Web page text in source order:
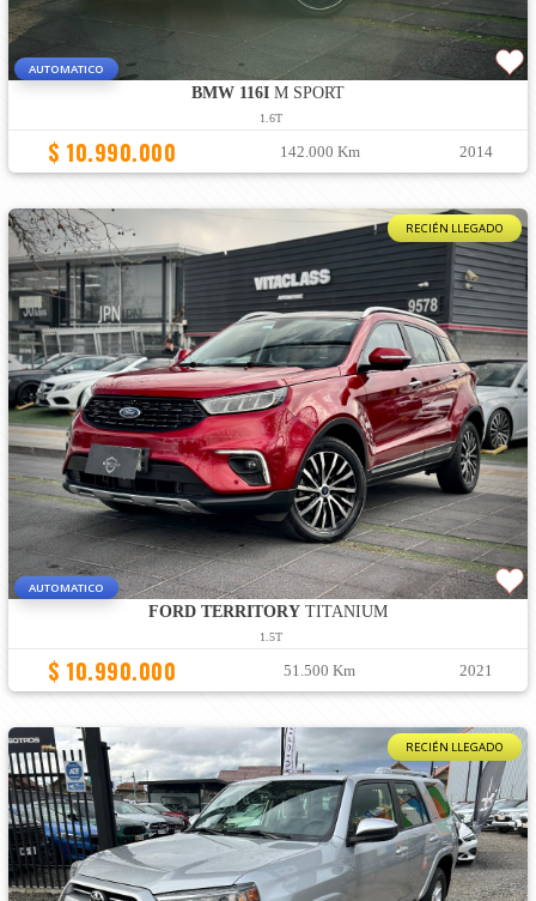
AUTOMATICO
BMW 116IM SPORT
1.6T
$ 10.990.000 142.000 Km 2014
RECIÉN LLEGADO
AUTOMATICO
FORD TERRITORYTITANIUM
1.5T
$ 10.990.000 51.500 Km 2021
RECIÉN LLEGADO